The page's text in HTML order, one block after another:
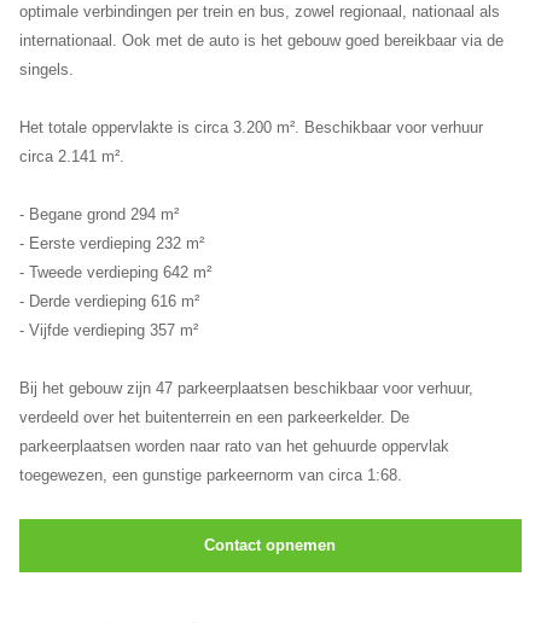
optimale verbindingen per trein en bus, zowel regionaal, nationaal als
internationaal. Ook met de auto is het gebouw goed bereikbaar via de
singels.
Het totale oppervlakte is circa 3.200 m². Beschikbaar voor verhuur
circa 2.141 m².
- Begane grond 294 m²
- Eerste verdieping 232 m²
- Tweede verdieping 642 m²
- Derde verdieping 616 m²
- Vijfde verdieping 357 m²
Bij het gebouw zijn 47 parkeerplaatsen beschikbaar voor verhuur,
verdeeld over het buitenterrein en een parkeerkelder. De
parkeerplaatsen worden naar rato van het gehuurde oppervlak
toegewezen, een gunstige parkeernorm van circa 1:68.
Contact opnemen